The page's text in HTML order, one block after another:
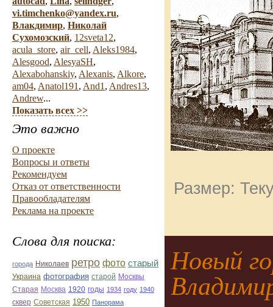
vi.timchenko@yandex.ru,
Влакдимир, Николай
Сухомозский, 12sveta12,
acula_store, air_cell, Aleks1984,
Alesgood, AlesyaSH,
Alexabohanskiy, Alexanis, Alkore,
am04, Anatol191 , And1 , Andres13,
Andrew...
Показать всех >>
Это важно
О проекте
Вопросы и ответы
Рекомендуем
Отказ от ответственности
Правообладателям
Реклама на проекте
Слова для поиска:
города Николаев ретро фото старый
Украина фотография старой Москвы
Старая Москва 1920 годы 1934 году 1940
сквер Советская 1950 Панорама
Размер:
Новый